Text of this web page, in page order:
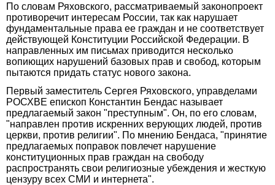
По словам Ряховского, рассматриваемый законопроект
противоречит интересам России, так как нарушает
фундаментальные права ее граждан и не соответствует
действующей Конституции Российской Федерации. В
направленных им письмах приводится несколько
вопиющих нарушений базовых прав и свобод, которым
пытаются придать статус нового закона.
Первый заместитель Сергея Ряховского, управделами
РОСХВЕ епископ Константин Бендас называет
предлагаемый закон "преступным". Он, по его словам,
"направлен против искренних верующих людей, против
церкви, против религии". По мнению Бендаса, "принятие
предлагаемых поправок повлечет нарушение
конституционных прав граждан на свободу
распространять свои религиозные убеждения и жесткую
цензуру всех СМИ и интернета".